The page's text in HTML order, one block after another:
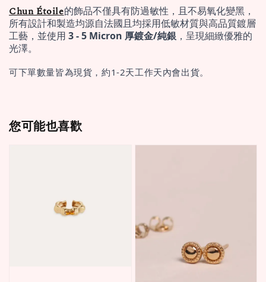
Chun Étoile的飾品不僅具有防過敏性，且不易氧化變黑，
所有設計和製造均源自法國且均採用低敏材質與高品質鍍層
工藝，並使用 3 - 5 Micron 厚鍍金/純銀 ，呈現細緻優雅的
光澤。
可下單數量皆為現貨，約1-2天工作天內會出貨。
您可能也喜歡